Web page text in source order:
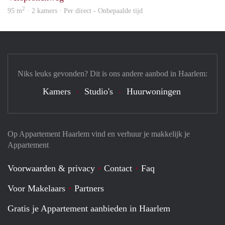
95 m2 · 2 kamers · Per direct - Onbepaalde tijd
Op Appartement Haarlem vind en verhuur je makkelijk je
Appartement
Voorwaarden & privacy Contact
Faq
Voor Makelaars
Partners
Gratis je Appartement aanbieden in Haarlem
Niks leuks gevonden? Dit is ons andere aanbod in Haarlem:
Kamers Studio's Huurwoningen